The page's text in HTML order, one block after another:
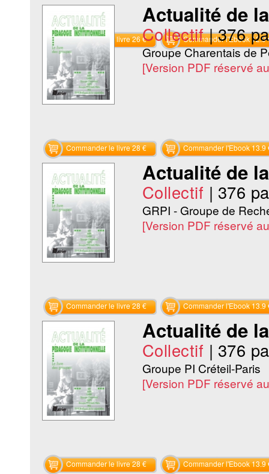
Commander le livre 26 € Commander l'Ebook 12.9
Actualité de
Collectif |376
Groupe Charentais de
[Version PDF réservé
Commander le livre 28 € Commander l'Ebook 13.9
Actualité de
Collectif | 376
GRPI - Groupe de
[Version PDF réservé
Commander le livre 28 € Commander l'Ebook 13.9
Actualité de
Collectif | 376
Groupe PI Créteil-Paris
[Version PDF réservé
Commander le livre 28 € Commander l'Ebook 13.9